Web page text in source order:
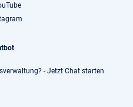
- Jetzt Chat starten